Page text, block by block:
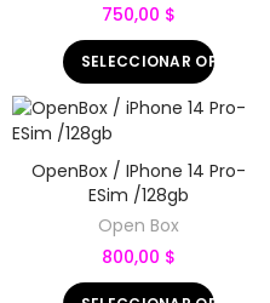
750,00 $
SELECCIONAR OPCIONES
OpenBox / IPhone 14 Pro-
ESim /128gb
Open Box
800,00 $